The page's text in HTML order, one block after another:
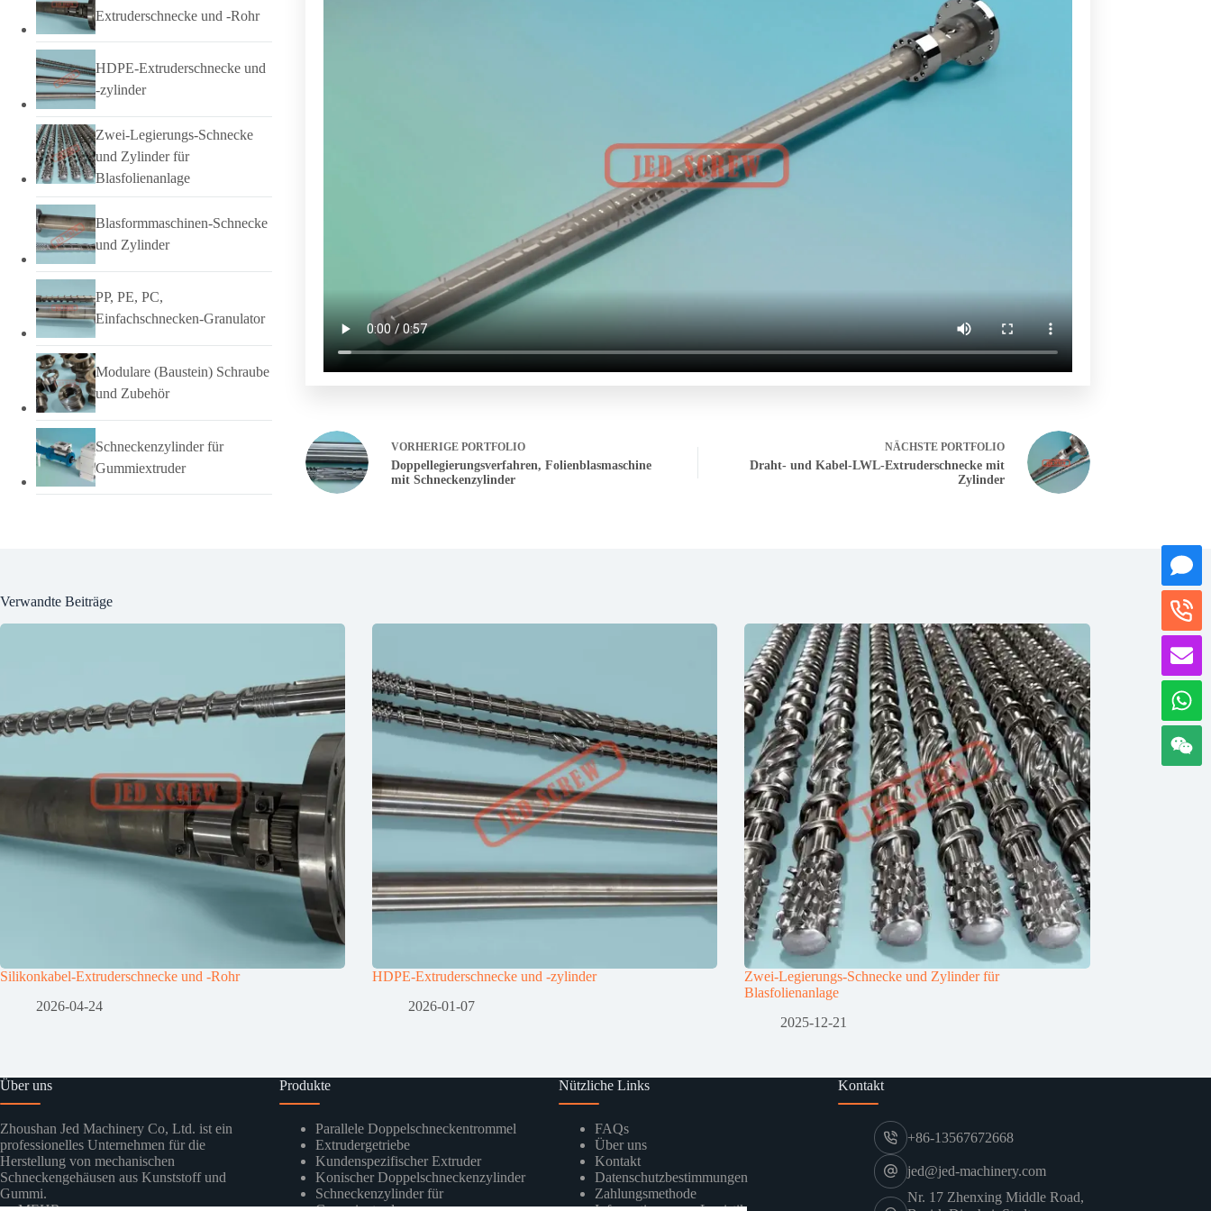
VORHERIGE PORTFOLIO
Doppellegierungsverfahren, Folienblasmaschine
mit Schneckenzylinder
NÄCHSTE PORTFOLIO
Draht- und Kabel-LWL-Extruderschnecke mit
Zylinder
Extruderschnecke und -Rohr
HDPE-Extruderschnecke und
-zylinder
Zwei-Legierungs-Schnecke
und Zylinder für
Blasfolienanlage
Blasformmaschinen-Schnecke
und Zylinder
PP, PE, PC,
Einfachschnecken-Granulator
Modulare (Baustein) Schraube
und Zubehör
Schneckenzylinder für
Gummiextruder
Verwandte Beiträge
Silikonkabel-Extruderschnecke und -Rohr
2026-04-24
HDPE-Extruderschnecke und -zylinder
2026-01-07
Zwei-Legierungs-Schnecke und Zylinder für
Blasfolienanlage
2025-12-21
Über uns
Zhoushan Jed Machinery Co, Ltd. ist ein
professionelles Unternehmen für die
Herstellung von mechanischen
Schneckengehäusen aus Kunststoff und
Gummi.
Produkte
Parallele Doppelschneckentrommel
Extrudergetriebe
Kundenspezifischer Extruder
Konischer Doppelschneckenzylinder
Schneckenzylinder für
Nützliche Links
FAQs
Über uns
Kontakt
Datenschutzbestimmungen
Zahlungsmethode
Kontakt
+86-13567672668
jed@jed-machinery.com
Nr. 17 Zhenxing Middle Road,